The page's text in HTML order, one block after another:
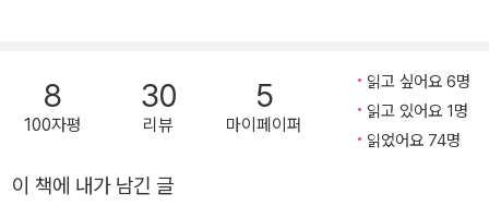
때문이다. 그런데 장갑에서 살고 싶어 한 동물은 쥐와 개구리뿐이 아
니었다. 토끼가 오고, 여우가 오고, 늑대가 온다. 갈수록 동물들의 크
기가 커지고, 장갑은 비좁아진다. 그리고 또 누가 와서 장갑 안으로 들
살고 있니?” 묻는다. 장갑 안에 있는 동물들은 그 물음에 대답하고,
8
100자평
30
리뷰
5
마이페이퍼
읽고 싶어요 6명
읽고 있어요 1명
읽었어요 74명
이 책에 내가 남긴 글